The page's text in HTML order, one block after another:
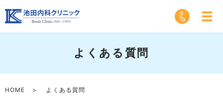
よくある質問
HOME よくある質問